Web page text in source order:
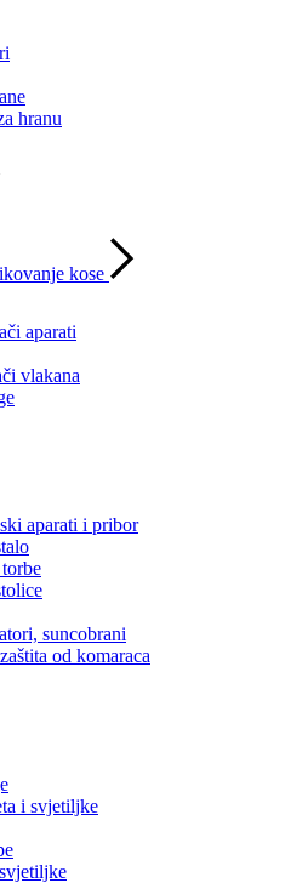
hranu
kose
aparati
vlakana
aparati i pribor
suncobrani
od komaraca
i svjetiljke